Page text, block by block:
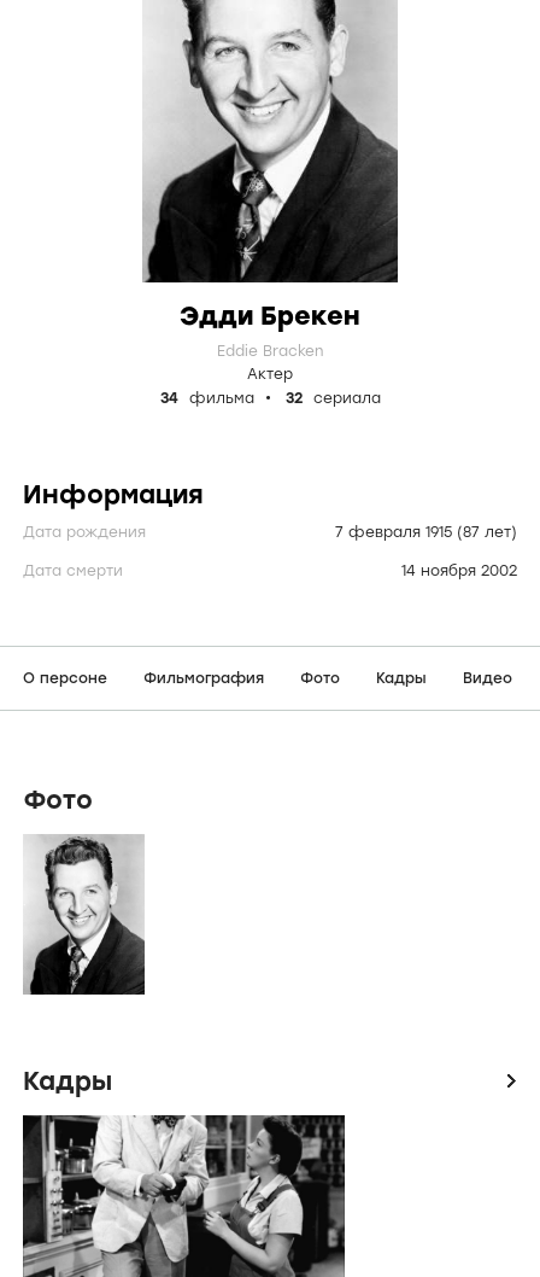
Эдди Брекен
Eddie Bracken
Актер
34
фильма 32 сериала
Информация
Дата рождения 7 февраля 1915 (87 лет)
Дата смерти 14 ноября 2002
О персоне Фильмография Фото Кадры Видео
Фото
Кадры icon